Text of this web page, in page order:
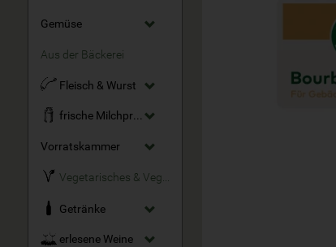
Gemüse
Aus der Bäckerei
Fleisch & Wurst
frische Milchprodukte
Vorratskammer
Getränke
erlesene Weine